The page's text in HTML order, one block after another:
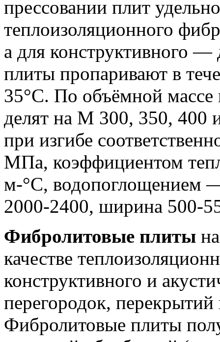
прессовании плит
теплоизоляционного
а для конструктивного
плиты пропаривают в
35°С. По объёмной
делят на М 300, 350, 400
при изгибе
МПа, коэффициентом
м-°С, водопоглощением
2000-2400, ширина 500-
Фибролитовые плиты
качестве
конструктивного и
перегородок,
Фибролитовые плиты